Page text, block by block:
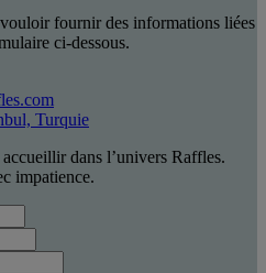
fournir des informations liées
ci-dessous.
Turquie
dans l’univers Raffles.
impatience.